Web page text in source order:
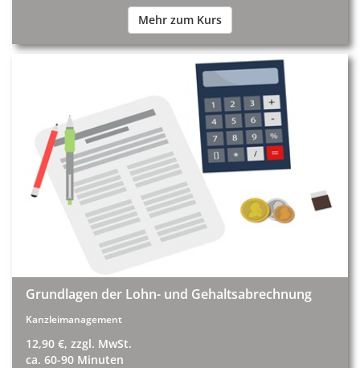
Mehr zum Kurs
Grundlagen der Lohn- und Gehaltsabrechnung
Kanzleimanagement
12,90 €, zzgl. MwSt.
ca. 60-90 Minuten